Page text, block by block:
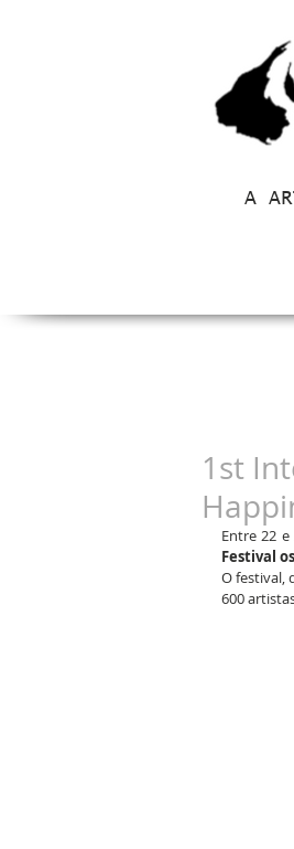
A
1st
Entre 22
Festival
O festival,
600